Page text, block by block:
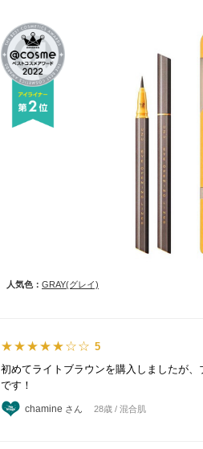
人気色： GRAY(グレイ)
★★★★★☆☆ 5
初めてライトブラウンを購入しましたが
です！
chamine さん 28歳 / 混合肌